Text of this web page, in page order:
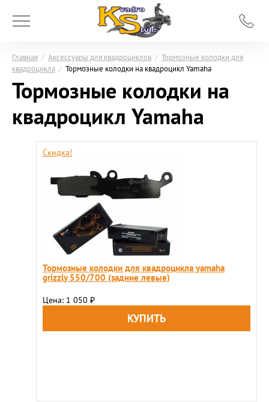
Главная / Аксессуары для квадроциклов / Тормозные колодки для
квадроцикла / Тормозные колодки на квадроцикл Yamaha
Тормозные колодки на
квадроцикл Yamaha
Скидка!
Тормозные колодки для квадроцикла yamaha
grizzly 550/700 (задние левые)
Цена: 1 050 ₽